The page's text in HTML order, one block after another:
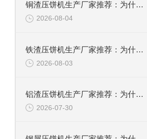
铜渣压饼机生产厂家推荐：为什么恩派特成为众多企业的信赖？
2026-08-04
铁渣压饼机生产厂家推荐：为什么恩派特成为众多企业的优选？
2026-08-03
铝渣压饼机生产厂家推荐：为什么恩派特是值得信赖的选择？
2026-07-30